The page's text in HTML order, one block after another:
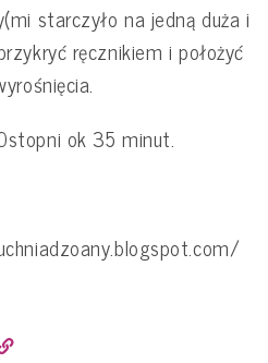
starczyło na jedną duża i
ręcznikiem i położyć
ok 35 minut.